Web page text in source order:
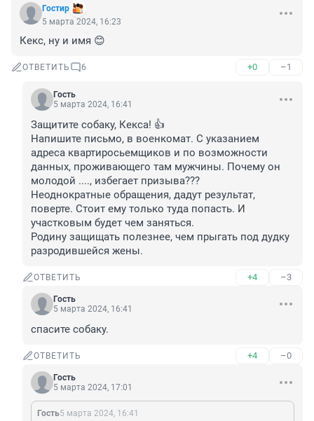
Гостир
5 марта 2024, 16:23
Кекс, ну и имя 😊
ОТВЕТИТЬ 6 +0 –1
Гость
5 марта 2024, 16:41
Защитите собаку, Кекса! 👍
Напишите письмо, в военкомат. С указанием
адреса квартиросьемщиков и по возможности
данных, проживающего там мужчины. Почему он
молодой ...., избегает призыва???
Неоднократные обращения, дадут результат,
поверте. Стоит ему только туда попасть. И
участковым будет чем заняться.
Родину защищать полезнее, чем прыгать под дудку
разродившейся жены.
ОТВЕТИТЬ +4 –3
Гость
5 марта 2024, 16:41
спасите собаку.
ОТВЕТИТЬ +4 –0
Гость
5 марта 2024, 17:01
Гость5 марта 2024, 16:41